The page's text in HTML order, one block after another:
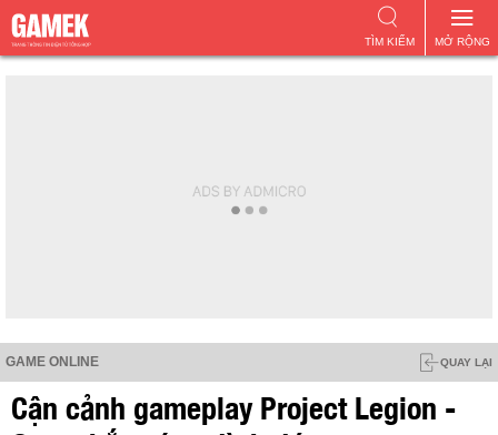
MỞ RỘNG
TÌM KIẾM
GAME ONLINE QUAY LẠI
Cận cảnh gameplay Project Legion -